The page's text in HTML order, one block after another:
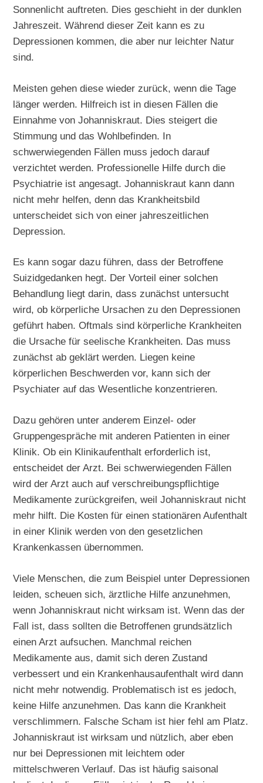
Sonnenlicht auftreten. Dies geschieht in der dunklen
Jahreszeit. Während dieser Zeit kann es zu
Depressionen kommen, die aber nur leichter Natur
sind.
Meisten gehen diese wieder zurück, wenn die Tage
länger werden. Hilfreich ist in diesen Fällen die
Einnahme von Johanniskraut. Dies steigert die
Stimmung und das Wohlbefinden. In
schwerwiegenden Fällen muss jedoch darauf
verzichtet werden. Professionelle Hilfe durch die
Psychiatrie ist angesagt. Johanniskraut kann dann
nicht mehr helfen, denn das Krankheitsbild
unterscheidet sich von einer jahreszeitlichen
Depression.
Es kann sogar dazu führen, dass der Betroffene
Suizidgedanken hegt. Der Vorteil einer solchen
Behandlung liegt darin, dass zunächst untersucht
wird, ob körperliche Ursachen zu den Depressionen
geführt haben. Oftmals sind körperliche Krankheiten
die Ursache für seelische Krankheiten. Das muss
zunächst ab geklärt werden. Liegen keine
körperlichen Beschwerden vor, kann sich der
Psychiater auf das Wesentliche konzentrieren.
Dazu gehören unter anderem Einzel- oder
Gruppengespräche mit anderen Patienten in einer
Klinik. Ob ein Klinikaufenthalt erforderlich ist,
entscheidet der Arzt. Bei schwerwiegenden Fällen
wird der Arzt auch auf verschreibungspflichtige
Medikamente zurückgreifen, weil Johanniskraut nicht
mehr hilft. Die Kosten für einen stationären Aufenthalt
in einer Klinik werden von den gesetzlichen
Krankenkassen übernommen.
Viele Menschen, die zum Beispiel unter Depressionen
leiden, scheuen sich, ärztliche Hilfe anzunehmen,
wenn Johanniskraut nicht wirksam ist. Wenn das der
Fall ist, dass sollten die Betroffenen grundsätzlich
einen Arzt aufsuchen. Manchmal reichen
Medikamente aus, damit sich deren Zustand
verbessert und ein Krankenhausaufenthalt wird dann
nicht mehr notwendig. Problematisch ist es jedoch,
keine Hilfe anzunehmen. Das kann die Krankheit
verschlimmern. Falsche Scham ist hier fehl am Platz.
Johanniskraut ist wirksam und nützlich, aber eben
nur bei Depressionen mit leichtem oder
mittelschweren Verlauf. Das ist häufig saisonal